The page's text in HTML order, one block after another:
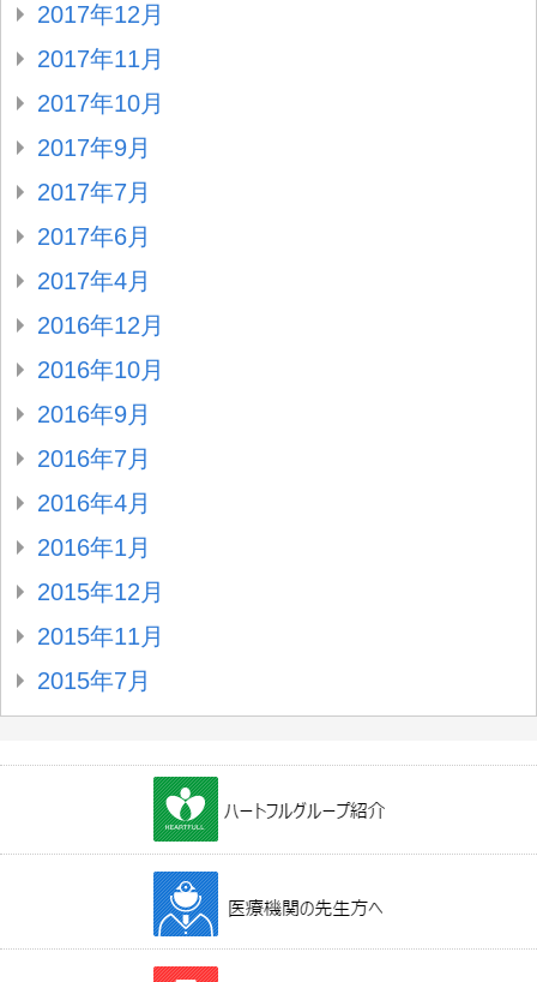
2017年12月
2017年11月
2017年10月
2017年9月
2017年7月
2017年6月
2017年4月
2016年12月
2016年10月
2016年9月
2016年7月
2016年4月
2016年1月
2015年12月
2015年11月
2015年7月